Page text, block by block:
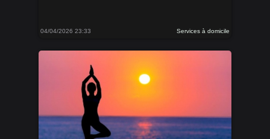
04/04/2026 23:33 Services à domicile